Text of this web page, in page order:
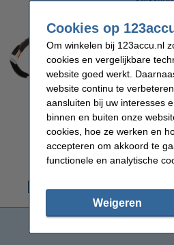
vergroten
Met deze
kantoor
beveiligd
De accu
voldoet
Uiteraard
Capaciteit:
Voltage:
Batterij type:
Cookies op
Om winkelen bij 123accu.nl
cookies en vergelijkbare
website goed werkt.
website continu te
aansluiten bij uw interesses
binnen en buiten onze
cookies, hoe ze werken en
accepteren om akkoord te
functionele en analytische
Weigeren